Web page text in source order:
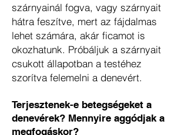
szárnyainál fogva, vagy szárnyait
hátra feszítve, mert az fájdalmas
lehet számára, akár ficamot is
okozhatunk. Próbáljuk a szárnyait
csukott állapotban a testéhez
szorítva felemelni a denevért.
Terjesztenek-e betegségeket a
denevérek? Mennyire aggódjak a
megfogáskor?